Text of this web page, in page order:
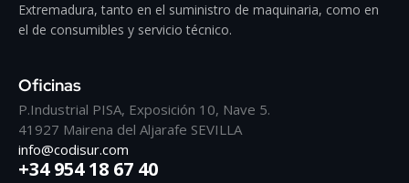
Extremadura, tanto en el suministro de maquinaria, como en
el de consumibles y servicio técnico.
Oficinas
P.Industrial PISA, Exposición 10, Nave 5.
41927 Mairena del Aljarafe SEVILLA
info@codisur.com
+34 954 18 67 40